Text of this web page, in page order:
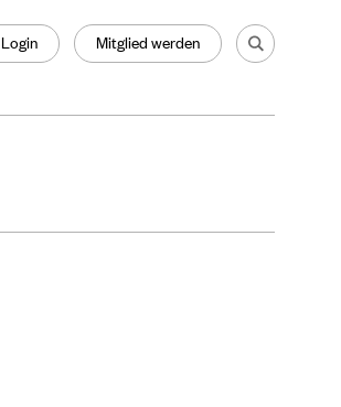
Login Mitglied werden